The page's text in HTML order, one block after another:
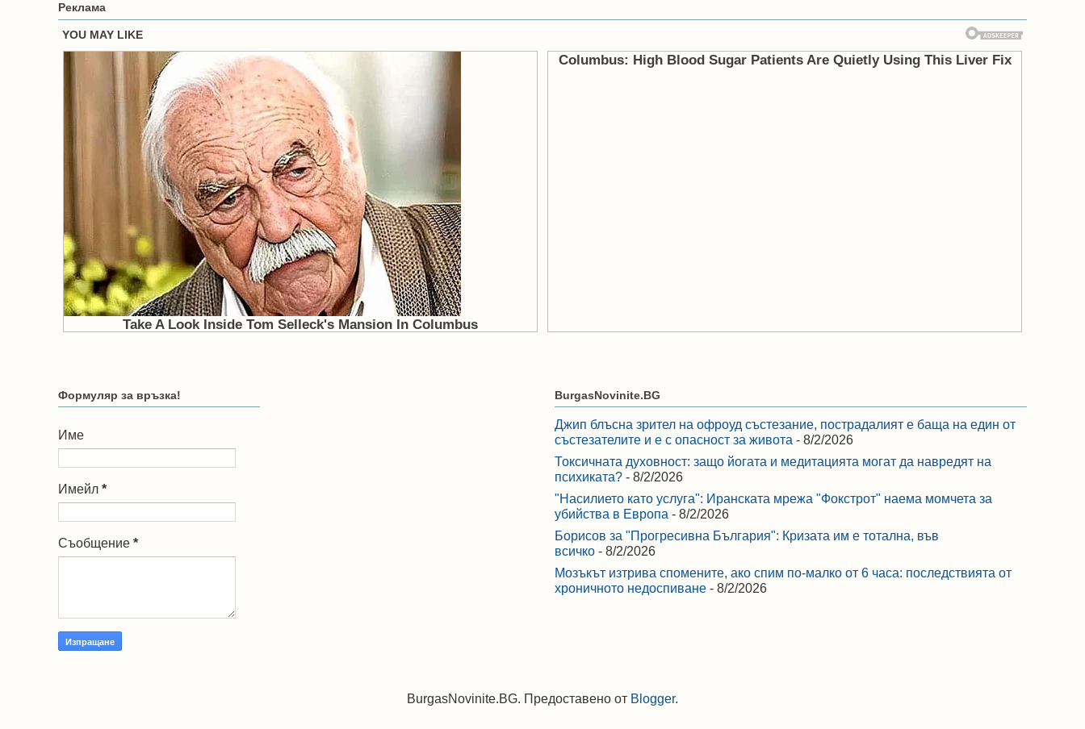
Реклама
Формуляр за връзка!
Име
Имейл *
Съобщение *
BurgasNovinite.BG
Джип блъсна зрител на офроуд състезание, пострадалият е баща на един от
състезателите и е с опасност за живота - 8/2/2026
Токсичната духовност: защо йогата и медитацията могат да навредят на
психиката? - 8/2/2026
"Насилието като услуга": Иранската мрежа "Фокстрот" наема момчета за
убийства в Европа - 8/2/2026
Борисов за "Прогресивна България": Кризата им е тотална, във
всичко - 8/2/2026
Мозъкът изтрива спомените, ако спим по-малко от 6 часа: последствията от
хроничното недоспиване - 8/2/2026
BurgasNovinite.BG. Предоставено от Blogger.